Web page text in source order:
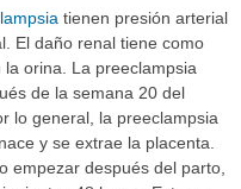
tienen presión arterial
El daño renal tiene como
orina. La preeclampsia
de la semana 20 del
lo general, la preeclampsia
y se extrae la placenta.
empezar después del parto,